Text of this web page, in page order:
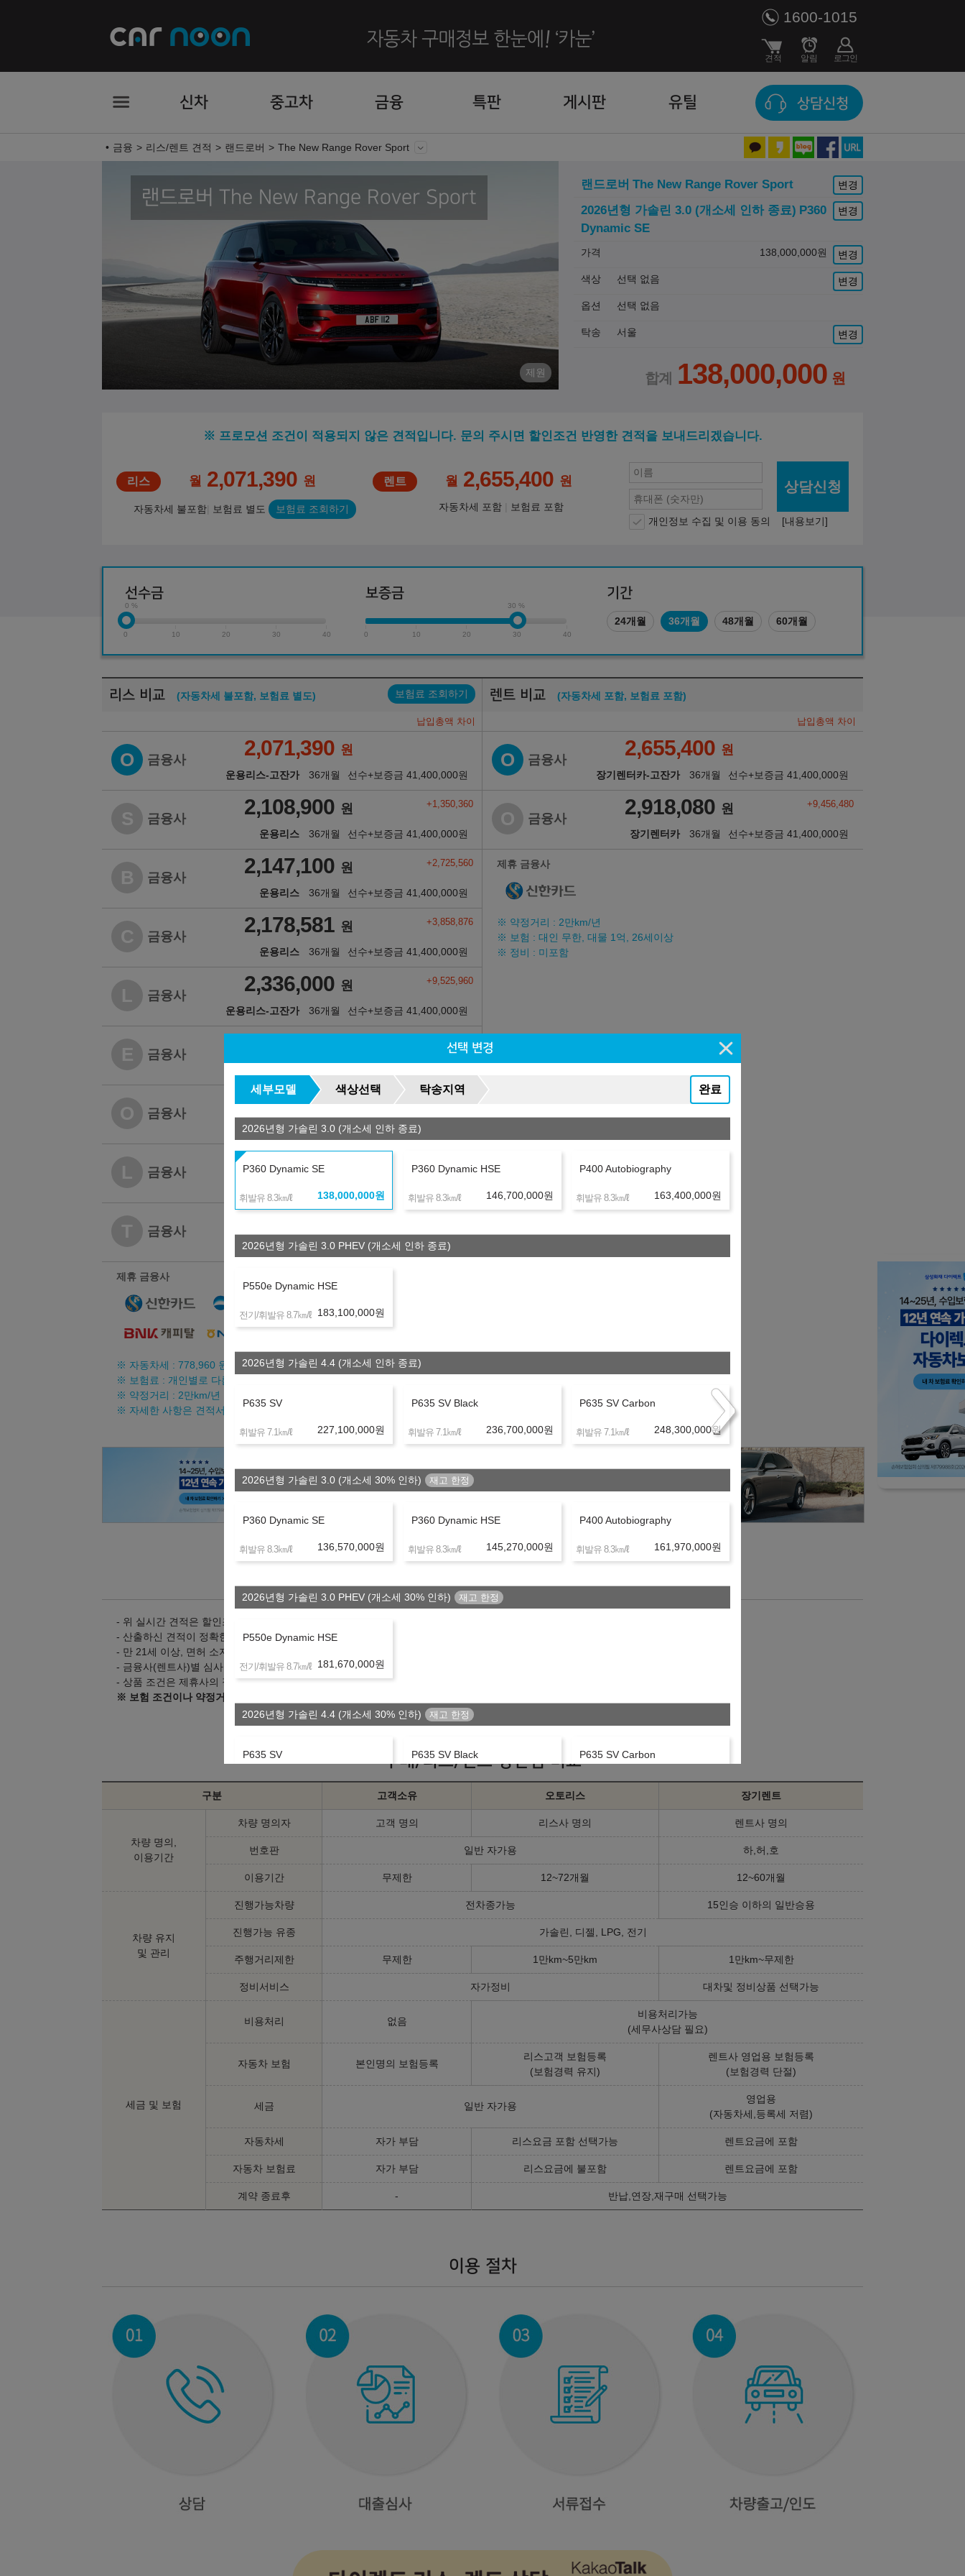
1600-1015
신차 중고차 금융 특판 게시판 유틸 상담신청
금융 리스/렌트 견적 랜드로버 The New Range Rover Sport
랜드로버 The New Range Rover Sport
제원
랜드로버 The New Range Rover Sport 변경
2026년형 가솔린 3.0 (개소세 인하 종료) P360
Dynamic SE
변경
가격 138,000,000원 변경
색상 선택 없음 변경
옵션 선택 없음
탁송 서울 변경
138,000,000
※ 프로모션 조건이 적용되지 않은 견적입니다. 문의 주시면 할인조건 반영한 견적을 보내드리겠습니다.
월 2,071,390 원
자동차세 불포함 보험료 별도 보험료 조회하기
월 2,655,400 원
자동차세 포함
보험료 포함
개인정보 수집 및 이용 동의
[내용보기]
상담신청
선수금
0 %
0 10 20 30 40
보증금
30 %
0 10 20 30 40
기간
24개월 36개월 48개월 60개월
리스 비교 (자동차세 불포함, 보험료 별도) 보험료 조회하기
납입총액 차이
O 금융사
운용리스-고잔가
2,071,390 원
36개월 선수+보증금 41,400,000원
금융사
운용리스
2,108,900 원 +1,350,360
36개월 선수+보증금 41,400,000원
금융사
운용리스
2,147,100 원 +2,725,560
36개월 선수+보증금 41,400,000원
금융사
운용리스
2,178,581 원 +3,858,876
36개월 선수+보증금 41,400,000원
금융사
운용리스-고잔가
2,336,000 원 +9,525,960
36개월 선수+보증금 41,400,000원
금융사
+12,820,320
금융사
운용리스
2,464,490 원 +14,151,600
36개월 선수+보증금41,400,000
금융사 2,479,600
금융사
운용리스
2,488,100
36개월 선수+보증금41,400,000
제휴 금융사
※ 자동차세 : 778,960 원/년 (리스료에 불포함됨)
※ 보험료 : 개인별로 다름
※ 약정거리 : 2만km/년
※ 자세한 사항은 견적서를 참조하시기 바랍니다.
렌트 비교 (자동차세 포함, 보험료 포함)
납입총액 차이
O 금융사
장기렌터카-고잔가
2,655,400 원
36개월 선수+보증금 41,400,000원
금융사
장기렌터카
2,918,080 원 +9,456,480
36개월 선수+보증금 41,400,000원
제휴 금융사
※ 약정거리 : 2만km/년
※ 보험 : 대인 무한, 대물 1억, 26세이상
※ 정비 : 미포함
- 위 실시간 견적은 할인조건 및 탁송지역, 대리점/딜러사에 따라 달라질 수 있습니다.
- 산출하신 견적이 정확한지 상담을 통해 확인하시기 바랍니다.
- 만 21세 이상, 면허 소지 1년 이상의 고객만 진행 가능합니다.
- 금융사(렌트사)별 심사 기준은 다를 수 있으며, 신용 및 소득 불충족시 견적이 변경되거나 진행이 불가하실 수도 있습니다.
- 상품 조건은 제휴사의 정책 변경으로 인해 변동되거나 중단될 수 있습니다.
※ 보험 조건이나 약정거리 등 변경을 원하시는 견적은 플러스 친구를 등록하시거나 상담문의를 남겨주세요.
구매/리스/렌트 장단점 비교
구분 고객소유 오토리스 장기렌트
차량 명의,
이용기간
차량 명의자 고객 명의 리스사 명의 렌트사 명의
번호판 일반 자가용 하,허,호
이용기간 무제한 12~72개월 12~60개월
차량 유지
및 관리
진행가능차량 전차종가능 15인승 이하의 일반승용
진행가능 유종 가솔린, 디젤, LPG, 전기
주행거리제한 무제한 1만km~5만km 1만km~무제한
정비서비스 자가정비 대차및 정비상품 선택가능
세금 및 보험
비용처리 없음
비용처리가능
(세무사상담 필요)
자동차 보험 본인명의 보험등록
리스고객 보험등록
(보험경력 유지)
렌트사 영업용 보험등록
(보험경력 단절)
세금 일반 자가용
영업용
(자동차세,등록세 저렴)
자동차세 자가 부담 리스요금 포함 선택가능 렌트요금에 포함
자동차 보험료 자가 부담 리스요금에 불포함 렌트요금에 포함
계약 종료후 - 반납,연장,재구매 선택가능
이용 절차
선택 변경
세부모델 색상선택 탁송지역 완료
2026년형 가솔린 3.0 (개소세 인하 종료)
P360 Dynamic SE
휘발유 8.3㎞/ℓ 138,000,000원
P360 Dynamic HSE
휘발유 8.3㎞/ℓ 146,700,000원
P400 Autobiography
휘발유 8.3㎞/ℓ 163,400,000원
2026년형 가솔린 3.0 PHEV (개소세 인하 종료)
P550e Dynamic HSE
전기/휘발유 8.7㎞/ℓ 183,100,000원
2026년형 가솔린 4.4 (개소세 인하 종료)
P635 SV
휘발유 7.1㎞/ℓ 227,100,000원
P635 SV Black
휘발유 7.1㎞/ℓ 236,700,000원
P635 SV Carbon
휘발유 7.1㎞/ℓ 248,300,000원
2026년형 가솔린 3.0 (개소세 30% 인하)
P360 Dynamic SE
휘발유 8.3㎞/ℓ 136,570,000원
P360 Dynamic HSE
휘발유 8.3㎞/ℓ 145,270,000원
P400 Autobiography
휘발유 8.3㎞/ℓ 161,970,000원
2026년형 가솔린 3.0 PHEV (개소세 30% 인하)
P550e Dynamic HSE
전기/휘발유 8.7㎞/ℓ 181,670,000원
2026년형 가솔린 4.4 (개소세 30% 인하)
P635 SV
휘발유 7.1㎞/ℓ 225,670,000원
P635 SV Black
휘발유 7.1㎞/ℓ 235,270,000원
P635 SV Carbon
휘발유 7.1㎞/ℓ 246,870,000원
2025년형 가솔린 3.0 (개소세 30% 인하, 가격인하)
P360 Dynamic SE
휘발유 8.3㎞/ℓ 141,670,000
P400 Autobiography
2025년형 가솔린 3.0 PHEV (개소세 30% 인하, 가격인하)
P550e Dynamic HSE
전기/휘발유 8.7
2025년형 가솔린 4.4 (개소세 30% 인하, 가격인상)
Grey Gloss
P635 SV Edition Two Blue
완료